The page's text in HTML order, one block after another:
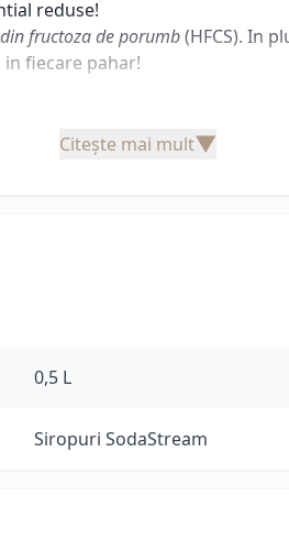
reduse!
fructoza de porumb(HFCS). In
fiecare pahar!
Citește mai mult▼
0,5 L
Siropuri SodaStream